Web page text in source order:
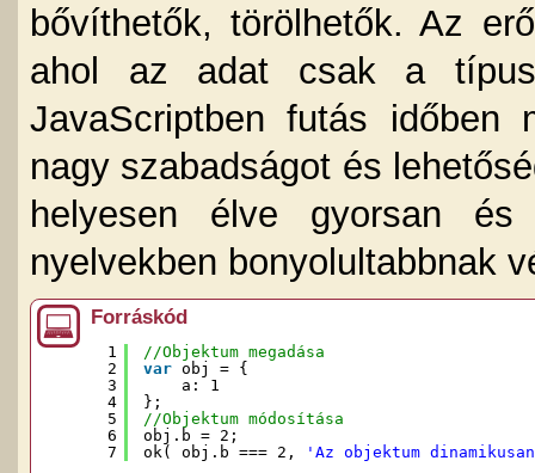
bővíthetők, törölhetők. Az
ahol az adat csak a
JavaScriptben futás időben
nagy szabadságot és
helyesen élve gyorsan és
nyelvekben bonyolultabbnak
Forráskód
1
2
3
4
5
6
7
//Objektum megadása
var obj = {
a: 1
};
//Objektum módosítása
obj.b = 2;
ok( obj.b === 2,
'Az objektum